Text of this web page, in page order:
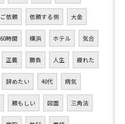
ご依頼 依頼する側 大金
60時間 横浜 ホテル 気合
正義 勝負 人生 疲れた
辞めたい 40代 病気
頼もしい 図面 三角法